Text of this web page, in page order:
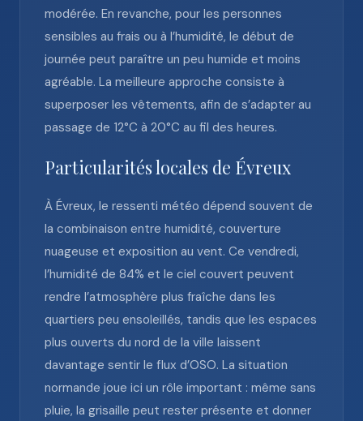
modérée. En revanche, pour les personnes
sensibles au frais ou à l’humidité, le début de
journée peut paraître un peu humide et moins
agréable. La meilleure approche consiste à
superposer les vêtements, afin de s’adapter au
passage de 12°C à 20°C au fil des heures.
Particularités locales de Évreux
À Évreux, le ressenti météo dépend souvent de
la combinaison entre humidité, couverture
nuageuse et exposition au vent. Ce vendredi,
l’humidité de 84% et le ciel couvert peuvent
rendre l’atmosphère plus fraîche dans les
quartiers peu ensoleillés, tandis que les espaces
plus ouverts du nord de la ville laissent
davantage sentir le flux d’OSO. La situation
normande joue ici un rôle important : même sans
pluie, la grisaille peut rester présente et donner